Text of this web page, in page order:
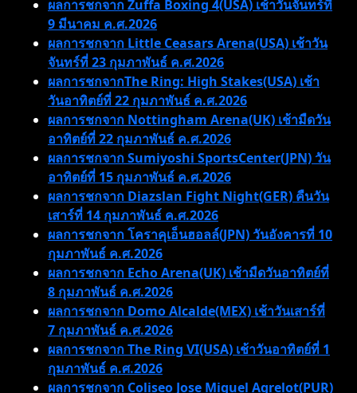
ผลการชกจาก Zuffa Boxing 4(USA) เช้าวันจันทร์ที่
9 มีนาคม ค.ศ.2026
ผลการชกจาก Little Ceasars Arena(USA) เช้าวัน
จันทร์ที่ 23 กุมภาพันธ์ ค.ศ.2026
ผลการชกจากThe Ring: High Stakes(USA) เช้า
วันอาทิตย์ที่ 22 กุมภาพันธ์ ค.ศ.2026
ผลการชกจาก Nottingham Arena(UK) เช้ามืดวัน
อาทิตย์ที่ 22 กุมภาพันธ์ ค.ศ.2026
ผลการชกจาก Sumiyoshi SportsCenter(JPN) วัน
อาทิตย์ที่ 15 กุมภาพันธ์ ค.ศ.2026
ผลการชกจาก Diazslan Fight Night(GER) คืนวัน
เสาร์ที่ 14 กุมภาพันธ์ ค.ศ.2026
ผลการชกจาก โคราคุเอ็นฮอลล์(JPN) วันอังคารที่ 10
กุมภาพันธ์ ค.ศ.2026
ผลการชกจาก Echo Arena(UK) เช้ามืดวันอาทิตย์ที่
8 กุมภาพันธ์ ค.ศ.2026
ผลการชกจาก Domo Alcalde(MEX) เช้าวันเสาร์ที่
7 กุมภาพันธ์ ค.ศ.2026
ผลการชกจาก The Ring VI(USA) เช้าวันอาทิตย์ที่ 1
กุมภาพันธ์ ค.ศ.2026
ผลการชกจาก Coliseo Jose Miguel Agrelot(PUR)